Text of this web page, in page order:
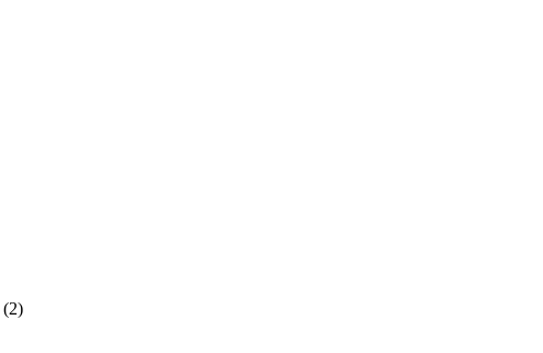
(2)